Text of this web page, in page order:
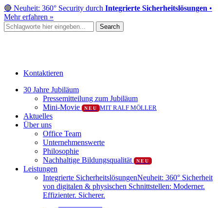
Skip
to
main
content
🔴 Neuheit: 360° Security durch Integrierte Sicherheitslösungen •
Mehr erfahren »
Search
Kontaktieren
Menu
30 Jahre Jubiläum
Pressemitteilung zum Jubiläum
Mini-Movie
NEU MIT RALF MÖLLER
Aktuelles
Über uns
Office Team
Unternehmenswerte
Philosophie
Nachhaltige Bildungsqualität
NEU
Leistungen
Integrierte SicherheitslösungenNeuheit: 360° Sicherheit
von digitalen & physischen Schnittstellen: Moderner.
Effizienter. Sicherer.